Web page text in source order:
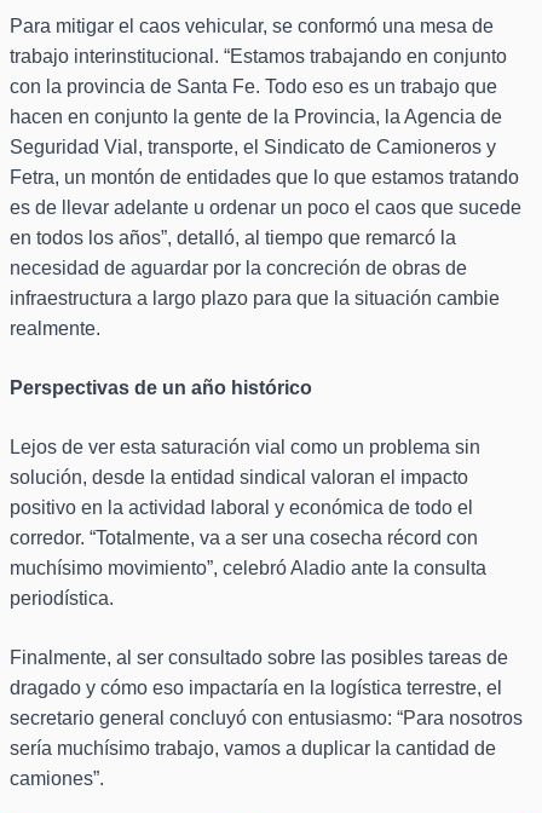
Para mitigar el caos vehicular, se conformó una mesa de
trabajo interinstitucional. “Estamos trabajando en conjunto
con la provincia de Santa Fe. Todo eso es un trabajo que
hacen en conjunto la gente de la Provincia, la Agencia de
Seguridad Vial, transporte, el Sindicato de Camioneros y
Fetra, un montón de entidades que lo que estamos tratando
es de llevar adelante u ordenar un poco el caos que sucede
en todos los años”, detalló, al tiempo que remarcó la
necesidad de aguardar por la concreción de obras de
infraestructura a largo plazo para que la situación cambie
realmente.
Perspectivas de un año histórico
Lejos de ver esta saturación vial como un problema sin
solución, desde la entidad sindical valoran el impacto
positivo en la actividad laboral y económica de todo el
corredor. “Totalmente, va a ser una cosecha récord con
muchísimo movimiento”, celebró Aladio ante la consulta
periodística.
Finalmente, al ser consultado sobre las posibles tareas de
dragado y cómo eso impactaría en la logística terrestre, el
secretario general concluyó con entusiasmo: “Para nosotros
sería muchísimo trabajo, vamos a duplicar la cantidad de
camiones”.